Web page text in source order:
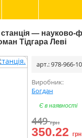
— науково-
Тідгара Леві
арт.: 978-966-
Виробник:
Богдан
Є в наявності
449грн
350.22грн